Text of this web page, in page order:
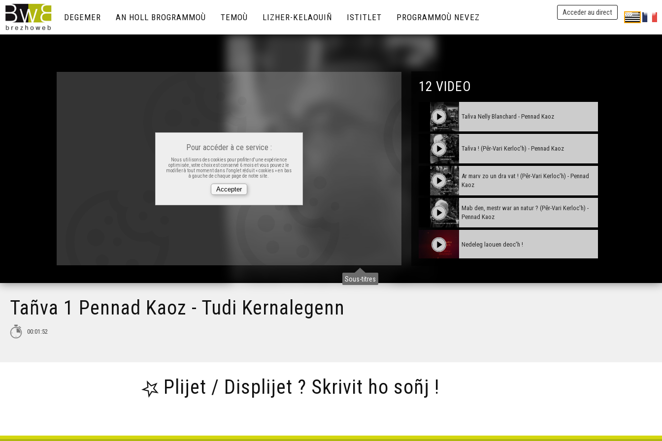
Acceder au direct
DEGEMER AN HOLL BROGRAMMOÙ TEMOÙ LIZHER-KELAOUIÑ ISTITLET PROGRAMMOÙ NEVEZ
Sous-titres
Pour accéder à ce service :
Nous utilisons des cookies pour profiter d'une expérience
optimisée, votre choix est conservé 6 mois et vous pouvez le
modifier à tout moment dans l'onglet réduit « cookies » en bas
à gauche de chaque page de notre site.
12 VIDEO
Tañva Nelly Blanchard - Pennad Kaoz
Tañva ! (Pêr-Vari Kerloc'h) - Pennad Kaoz
Ar marv zo un dra vat ! (Pêr-Vari Kerloc'h) - Pennad
Kaoz
Mab den, mestr war an natur ? (Pêr-Vari Kerloc'h) -
Pennad Kaoz
Nedeleg laouen deoc'h !
Tañva Anv ar Rozenn - stumm 9:16 - VBSTB
Tañva 1 Pennad Kaoz - Tudi Kernalegenn
00:01:52
Plijet / Displijet ? Skrivit ho soñj !